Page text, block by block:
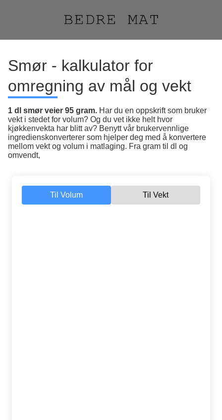
Smør - kalkulator for
omregning av mål og vekt
1 dl smør veier 95 gram. Har du en oppskrift som bruker
vekt i stedet for volum? Og du vet ikke helt hvor
kjøkkenvekta har blitt av? Benytt vår brukervennlige
ingredienskonverterer som hjelper deg med å konvertere
mellom vekt og volum i matlaging. Fra gram til dl og
omvendt,
Til Volum Til Vekt